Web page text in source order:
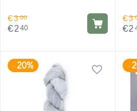
€300
€240
€3
€2
-20% -